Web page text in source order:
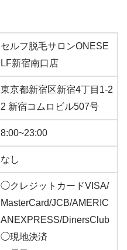
セルフ脱毛サロンONESE
LF新宿南口店
東京都新宿区新宿4丁目1-2
2 新宿コムロビル507号
8:00~23:00
なし
◯クレジットカードVISA/
MasterCard/JCB/AMERIC
ANEXPRESS/DinersClub
◯現地決済